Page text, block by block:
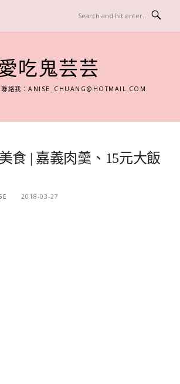
愛吃鬼芸芸
絡我：ANISE_CHUANG@HOTMAIL.COM
食 | 嘉義肉羹、15元大飯
2018-03-27